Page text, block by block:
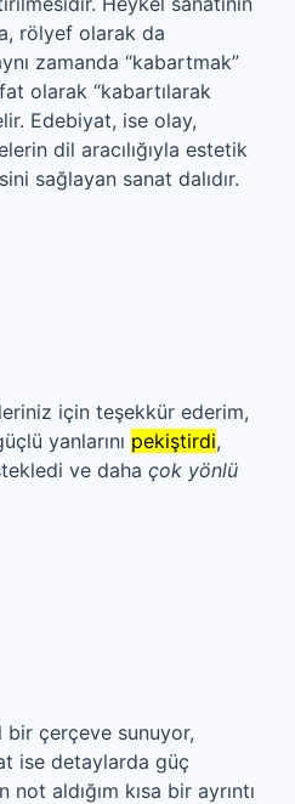
rölyef olarak da
zamanda “kabartmak”
olarak “kabartılarak
Edebiyat, ise olay,
dil aracılığıyla estetik
sağlayan sanat dalıdır.
için teşekkür ederim,
yanlarını pekiştirdi,
ve daha çok yönlü
bir çerçeve sunuyor,
ise detaylarda güç
aldığım kısa bir ayrıntı